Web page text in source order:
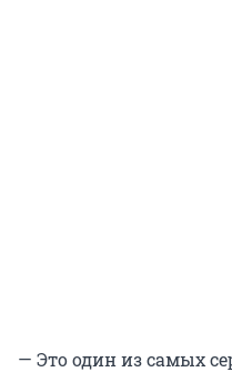
— Это один из самых